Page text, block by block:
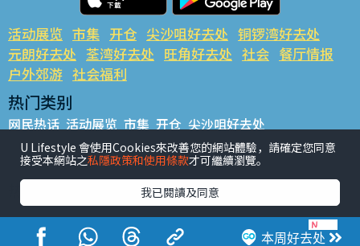
本周好去处
活动展览 市集 开仓 尖沙咀好去处 铜锣湾好去处
元朗好去处 荃湾好去处 旺角好去处 社会 餐厅情报
户外郊游 社会福利
热门类别
网民热话 活动展览 市集 开仓 尖沙咀好去处
铜锣湾好去处 元朗好去处 荃湾好去处 旺角好去处 社会
餐厅情报 户外郊游
热门标签
#UGO揾好去处 #人气活动推介 #美食社群热话
#亲子玩乐好去处
#ULifestyle应用程式
#限时抢
U Lifestyle 會使用Cookies來改善您的網站體驗，請確定您同意
接受本網站之私隱政策和使用條款才可繼續瀏覽。
我已閱讀及同意